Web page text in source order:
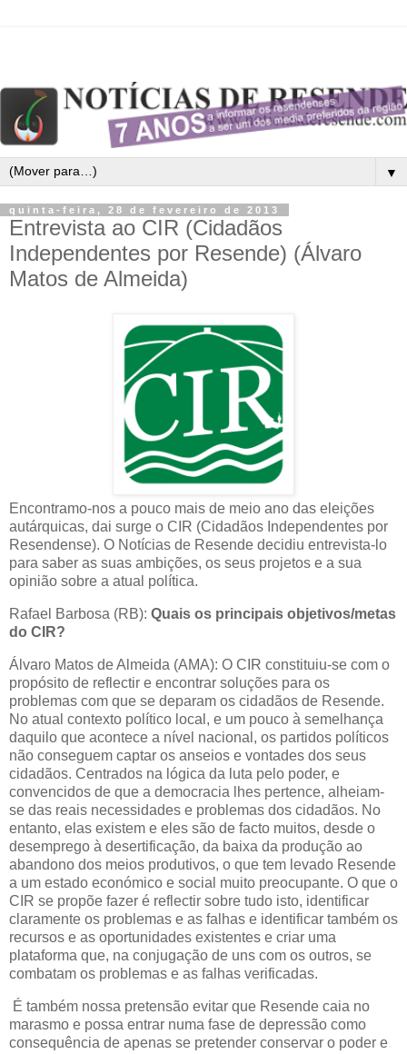
▼
quinta-feira, 28 de fevereiro de 2013
Entrevista ao CIR (Cidadãos
Independentes por Resende) (Álvaro
Matos de Almeida)
Encontramo-nos a pouco mais de meio ano das eleições
autárquicas, dai surge o CIR (Cidadãos Independentes por
Resendense). O Notícias de Resende decidiu entrevista-lo
para saber as suas ambições, os seus projetos e a sua
opinião sobre a atual política.
Rafael Barbosa (RB): Quais os principais objetivos/metas
do CIR?
Álvaro Matos de Almeida (AMA): O CIR constituiu-se com o
propósito de reflectir e encontrar soluções para os
problemas com que se deparam os cidadãos de Resende.
No atual contexto político local, e um pouco à semelhança
daquilo que acontece a nível nacional, os partidos políticos
não conseguem captar os anseios e vontades dos seus
cidadãos. Centrados na lógica da luta pelo poder, e
convencidos de que a democracia lhes pertence, alheiam-
se das reais necessidades e problemas dos cidadãos. No
entanto, elas existem e eles são de facto muitos, desde o
desemprego à desertificação, da baixa da produção ao
abandono dos meios produtivos, o que tem levado Resende
a um estado económico e social muito preocupante. O que o
CIR se propõe fazer é reflectir sobre tudo isto, identificar
claramente os problemas e as falhas e identificar também os
recursos e as oportunidades existentes e criar uma
plataforma que, na conjugação de uns com os outros, se
combatam os problemas e as falhas verificadas.
É também nossa pretensão evitar que Resende caia no
marasmo e possa entrar numa fase de depressão como
consequência de apenas se pretender conservar o poder e